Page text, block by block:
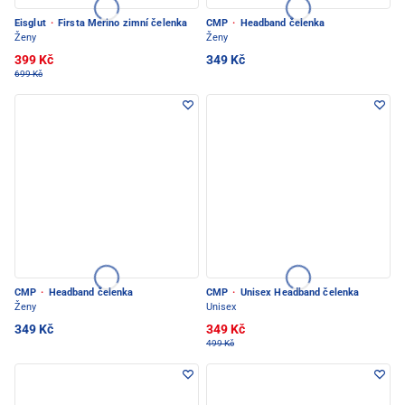
Eisglut · Firsta Merino zimní čelenka
Ženy
399 Kč
699 Kč
CMP ·
Headband čelenka
Ženy
349 Kč
CMP ·
Headband čelenka
Ženy
349 Kč
CMP · Unisex Headband čelenka
Unisex
349 Kč
499 Kč